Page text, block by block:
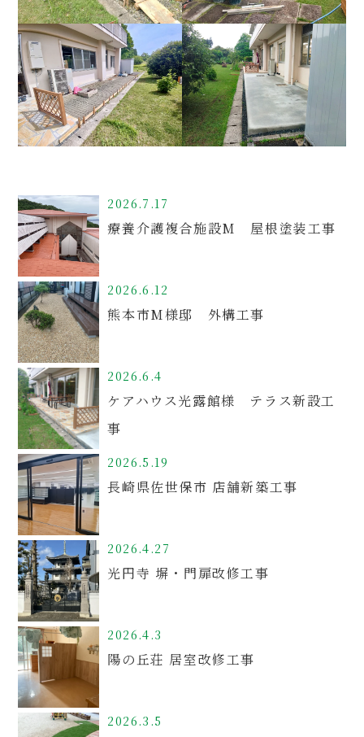
2026.7.17
療養介護複合施設M 屋根塗装工事
2026.6.12
熊本市M様邸 外構工事
2026.6.4
ケアハウス光露館様 テラス新設工
事
2026.5.19
長崎県佐世保市 店舗新築工事
2026.4.27
光円寺 塀・門扉改修工事
2026.4.3
陽の丘荘 居室改修工事
2026.3.5